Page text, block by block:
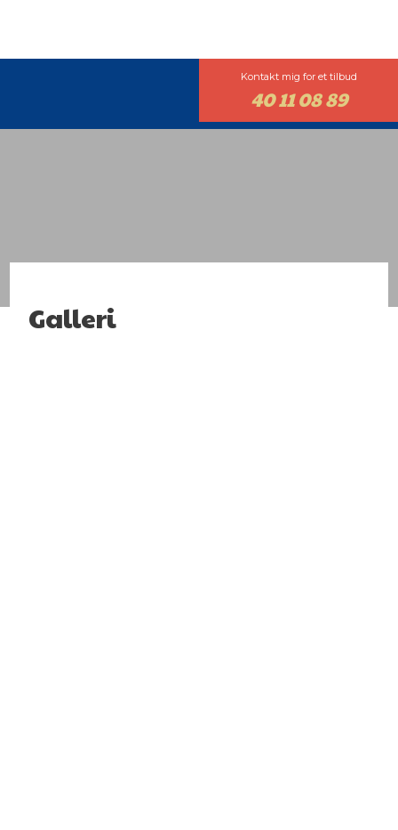
​Kontakt mig for et tilbud
40 11 08 89
Galleri​